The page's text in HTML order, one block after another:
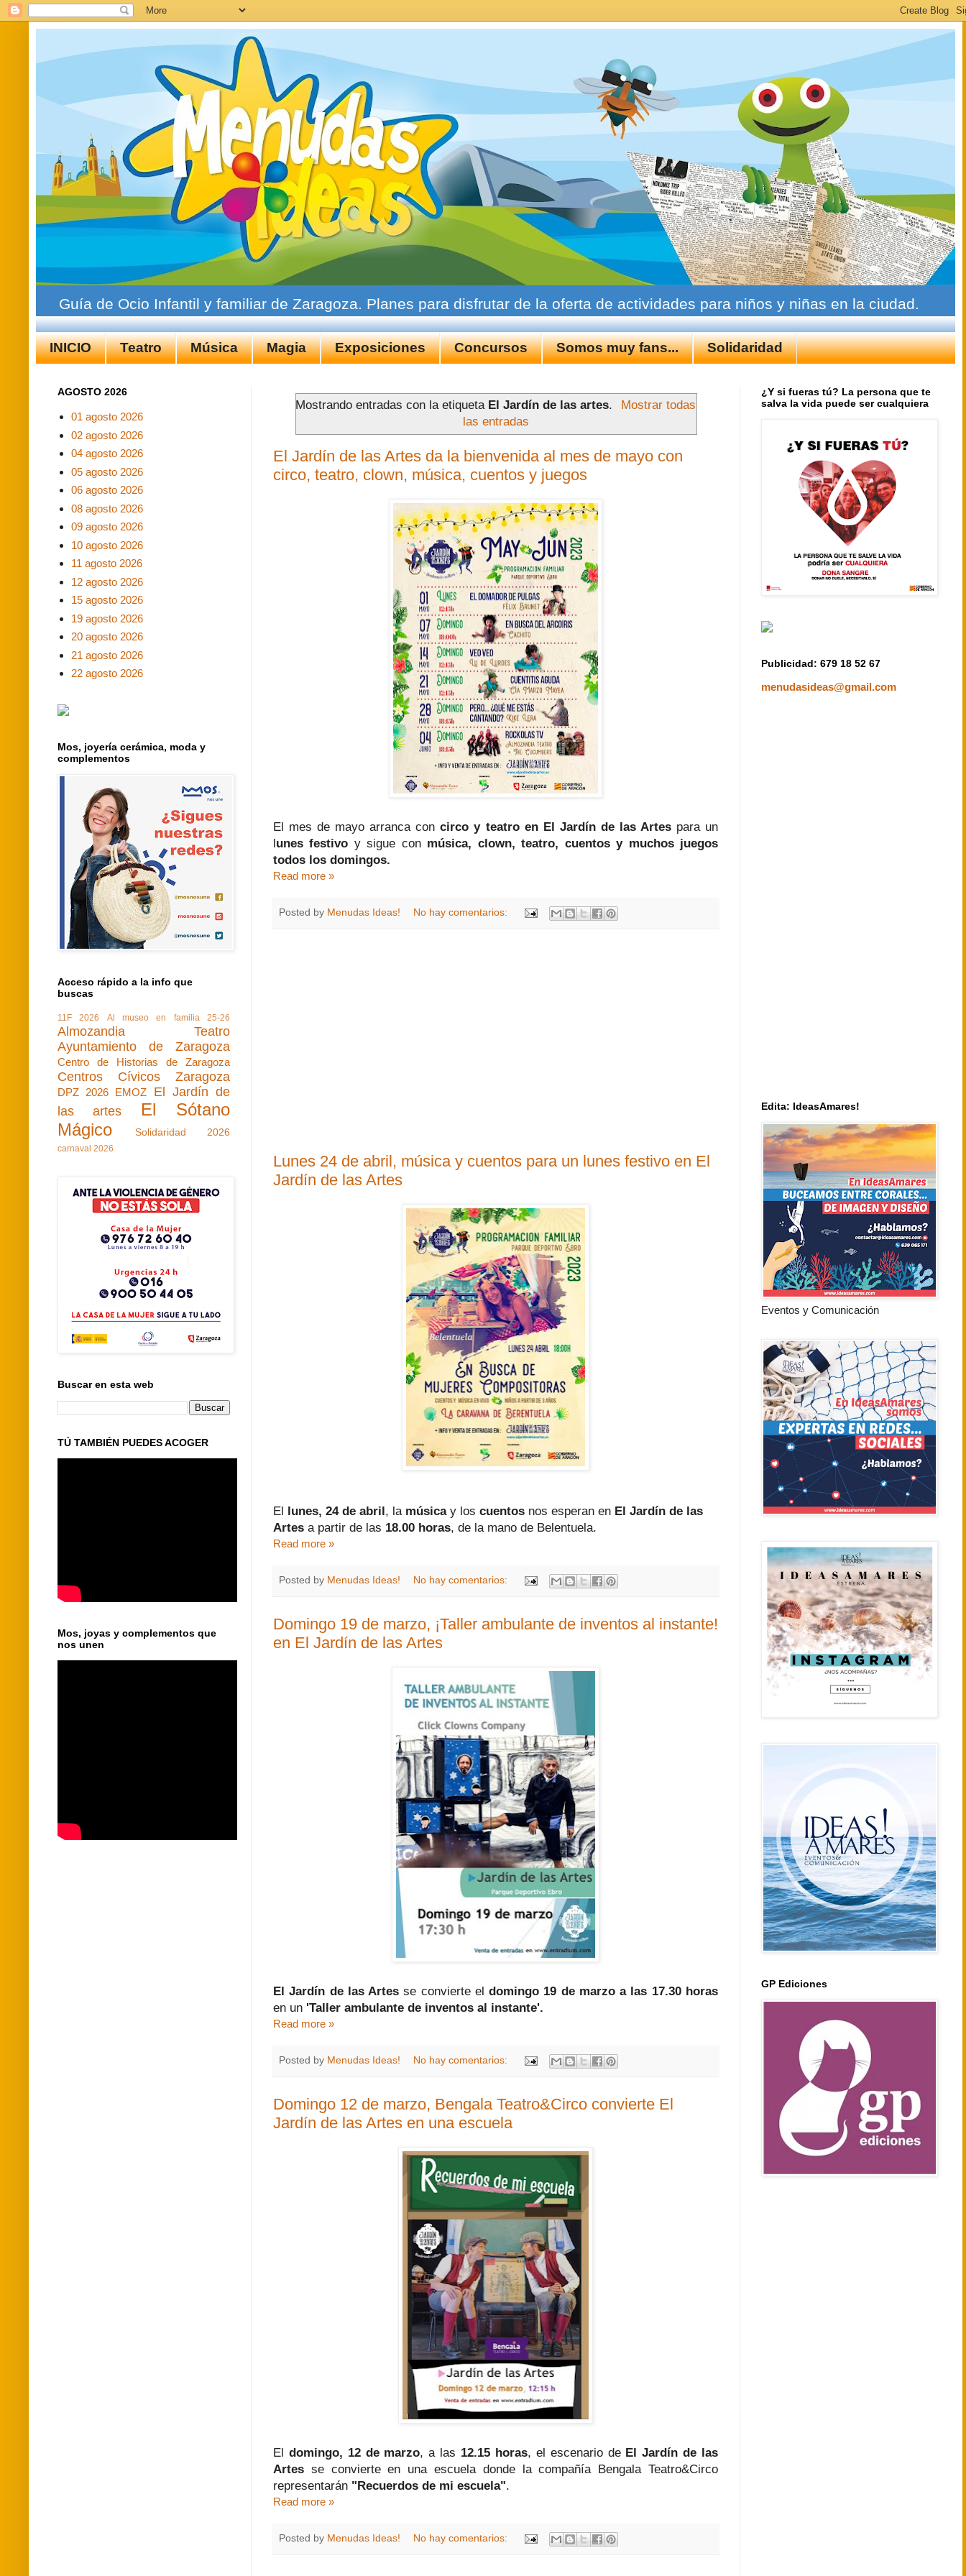
Guía de Ocio Infantil y familiar de Zaragoza. Planes para disfrutar de la oferta de actividades para niños y niñas en la ciudad.
INICIO Teatro Música Magia Exposiciones Concursos Somos muy fans... Solidaridad
Mostrando entradas con la etiqueta El Jardín de las artes.
Mostrar todas
las entradas
El Jardín de las Artes da la bienvenida al mes de mayo con
circo, teatro, clown, música, cuentos y juegos
El mes de mayo arranca concirco y teatro en El Jardín de las Artespara un
lunes festivo y sigue con música, clown, teatro, cuentos y muchos juegos
todos los domingos.
Read more »
Posted by Menudas Ideas! No hay comentarios:
Lunes 24 de abril, música y cuentos para un lunes festivo en El
Jardín de las Artes
El lunes, 24 de abril , la músicay los cuentos nos esperan en El Jardín de las
Artes a partir de las 18.00 horas, de la mano de Belentuela.
Read more »
Posted by Menudas Ideas! No hay comentarios:
Domingo 19 de marzo, ¡Taller ambulante de inventos al instante!
en El Jardín de las Artes
El Jardín de las Artes se convierte eldomingo 19 de marzo a las 17.30 horas
en un 'Taller ambulante de inventos al instante'.
Read more »
Posted by Menudas Ideas! No hay comentarios:
Domingo 12 de marzo, Bengala Teatro&Circo convierte El
Jardín de las Artes en una escuela
El domingo, 12 de marzo, a las 12.15 horas, el escenario de El Jardín de las
Artes se convierte en una escuela donde la compañía Bengala Teatro&Circo
representarán "Recuerdos de mi escuela".
Read more »
Posted by Menudas Ideas! No hay comentarios:
AGOSTO 2026
01 agosto 2026
02 agosto 2026
04 agosto 2026
05 agosto 2026
06 agosto 2026
08 agosto 2026
09 agosto 2026
10 agosto 2026
11 agosto 2026
12 agosto 2026
15 agosto 2026
19 agosto 2026
20 agosto 2026
21 agosto 2026
22 agosto 2026
Mos, joyería cerámica, moda y
complementos
Acceso rápido a la info que
buscas
11F 2026 Al museo en familia 25-26
Almozandia Teatro
Ayuntamiento de Zaragoza
Centro de Historias de Zaragoza
Centros Cívicos Zaragoza
DPZ 2026 EMOZ
El Jardín de
las artes
El Sótano
Mágico
Solidaridad 2026
carnaval 2026
Buscar en esta web
TÚ TAMBIÉN PUEDES ACOGER
Mos, joyas y complementos que
nos unen
¿Y si fueras tú? La persona que te
salva la vida puede ser cualquiera
Publicidad: 679 18 52 67
menudasideas@gmail.com
Edita: IdeasAmares!
Eventos y Comunicación
GP Ediciones